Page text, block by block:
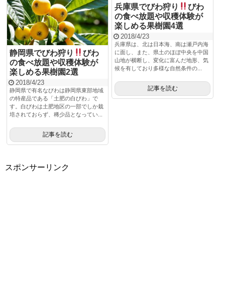
兵庫県でびわ狩り
びわ
の食べ放題や収穫体験が
楽しめる果樹園4選
2018/4/23
兵庫県は、北は日本海、南は瀬戸内海
に面し、また、県土のほぼ中央を中国
山地が横断し、変化に富んだ地形、気
候を有しており多様な自然条件の...
記事を読む
静岡県でびわ狩り
びわ
の食べ放題や収穫体験が
楽しめる果樹園2選
2018/4/23
静岡県で有名なびわは静岡県東部地域
の特産品である「土肥の白びわ」で
す。白びわは土肥地区の一部でしか栽
培されておらず、稀少品となってい...
記事を読む
スポンサーリンク